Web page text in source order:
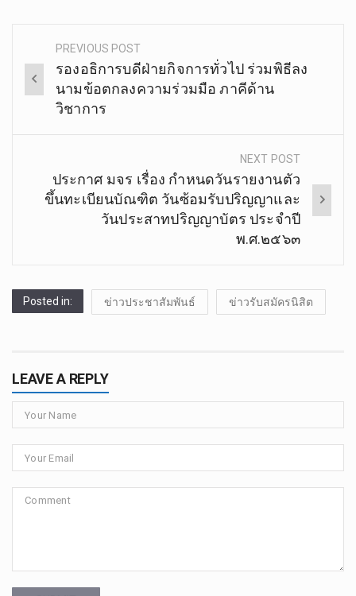
Post
navigation
PREVIOUS POST
รองอธิการบดีฝ่ายกิจการทั่วไป ร่วมพิธีลง
นามข้อตกลงความร่วมมือ ภาคีด้าน
วิชาการ
NEXT POST
ประกาศ​ มจร เรื่อง​ กำหนดวันรายงานตัว
ขึ้นทะเบียนบัณฑิต​ วันซ้อมรับปริญญาและ
วันประสาทปริญญาบัตร​ ประจำปี​
พ.ศ.๒๕๖๓
Posted in: ข่าวประชาสัมพันธ์ ข่าวรับสมัครนิสิต
LEAVE A REPLY